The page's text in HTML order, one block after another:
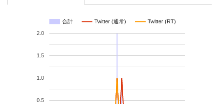
合計 Twitter (通常) Twitter (RT)
0.5
1.0
1.5
2.0